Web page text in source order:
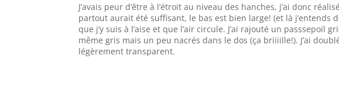
J’avais peur d’être à l’étroit au niveau des hanches, j’ai donc
partout aurait été suffisant, le bas est bien large! (et là j’entends
que j’y suis à l’aise et que l’air circule. J’ai rajouté un
même gris mais un peu nacrés dans le dos (ça briiiille!). J’ai
légèrement transparent.